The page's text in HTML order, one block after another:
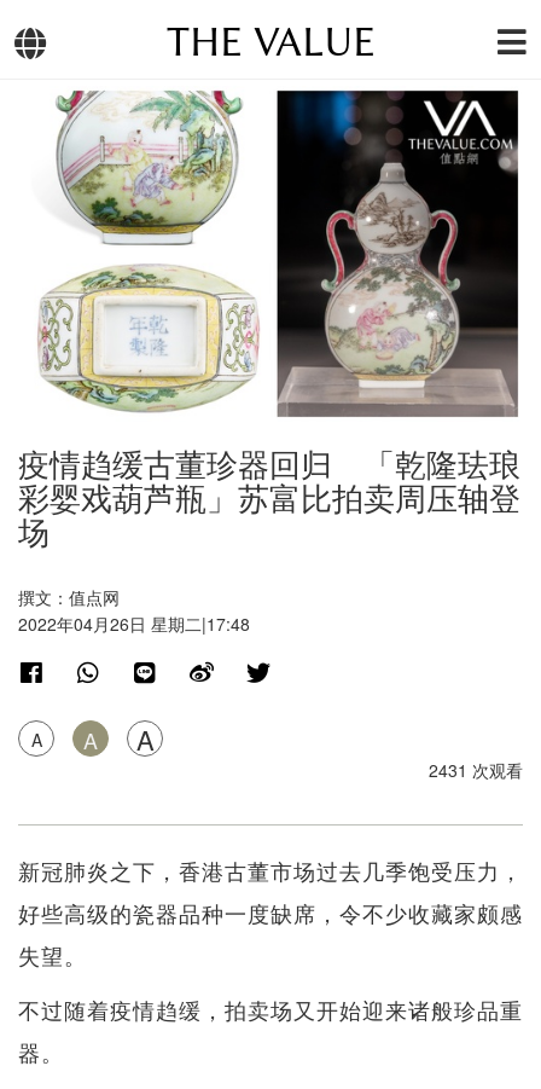
THE VALUE
疫情趋缓古董珍器回归 「乾隆珐琅
彩婴戏葫芦瓶」苏富比拍卖周压轴登
场
撰文：值点网
2022年04月26日 星期二|17:48
A A A
2431 次观看
新冠肺炎之下，香港古董市场过去几季饱受压力，
好些高级的瓷器品种一度缺席，令不少收藏家颇感
失望。
不过随着疫情趋缓，拍卖场又开始迎来诸般珍品重
器。